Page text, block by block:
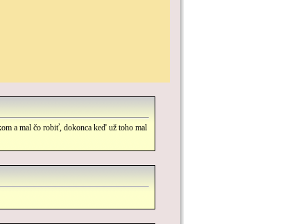
a mal čo robiť, dokonca keď už toho mal